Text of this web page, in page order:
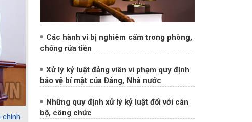
chính
HỎI - ĐÁP PHÁP LUẬT
Các hành vi bị nghiêm cấm trong phòng,
Xử lý kỷ luật đảng viên vi phạm quy định